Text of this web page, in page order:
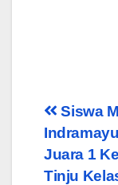
Post
Siswa
Juara 1
Tinju